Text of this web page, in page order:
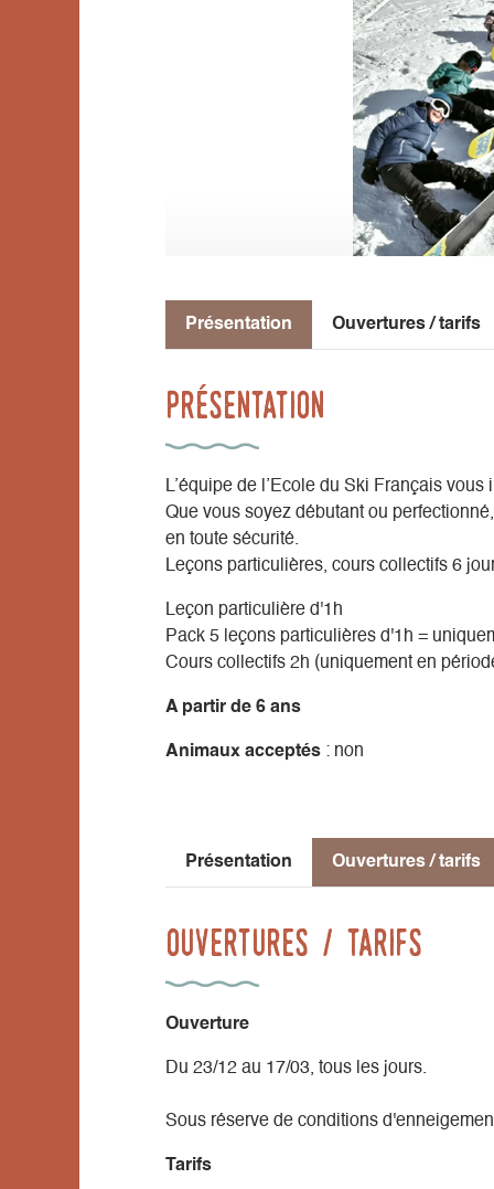
Présentation Ouvertures / tarifs
Présentation
L’équipe de l’Ecole du Ski Français
Que vous soyez débutant ou
en toute sécurité.
Leçons particulières, cours collectifs 6
Leçon particulière d'1h
Pack 5 leçons particulières d'1h =
Cours collectifs 2h (uniquement en
A partir de 6 ans
Animaux acceptés : non
Présentation Ouvertures / tarifs
Ouvertures / tarifs
Ouverture
Du 23/12 au 17/03, tous les jours.
Sous réserve de conditions
Tarifs